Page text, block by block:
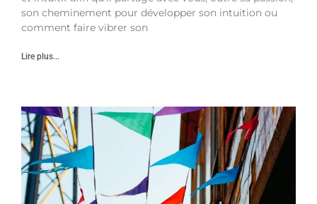
son cheminement pour développer son intuition ou
comment faire vibrer son
Lire plus...